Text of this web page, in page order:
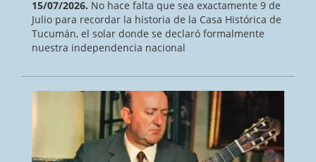
15/07/2026. No hace falta que sea exactamente 9 de
Julio para recordar la historia de la Casa Histórica de
Tucumán, el solar donde se declaró formalmente
nuestra independencia nacional